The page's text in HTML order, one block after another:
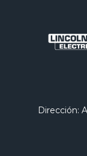
Dirección: